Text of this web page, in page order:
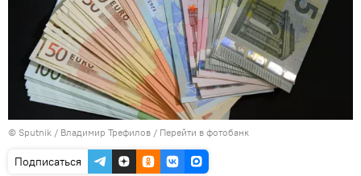
© Sputnik / Владимир Трефилов / Перейти в фотобанк
Подписаться